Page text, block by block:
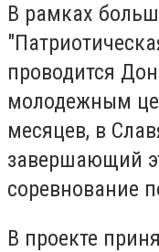
В рамках
проводится
молодежным
месяцев, в
завершающий
соревнование
В проекте